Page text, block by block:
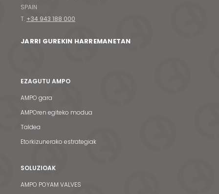
SPAIN
T. +34 943 188 000
JARRI GUREKIN HARREMANETAN
EZAGUTU AMPO
AMPO gara
AMPOren egiteko modua
Taldea
Etorkizunerako estrategiak
SOLUZIOAK
AMPO POYAM VALVES